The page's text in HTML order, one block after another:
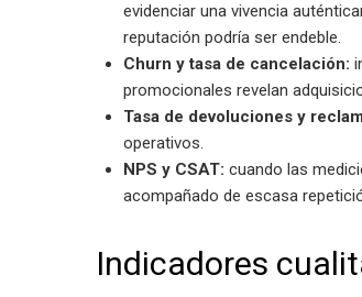
evidenciar una vivencia
reputación podría ser endeble.
Churn y tasa de cancelación:
promocionales revelan
Tasa de devoluciones y
operativos.
NPS y CSAT: cuando las
acompañado de escasa
Indicadores